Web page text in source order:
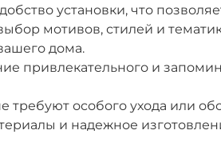
установки, что
мотивов, стилей и
дома.
привлекательного и
требуют особого ухода или
и надежное